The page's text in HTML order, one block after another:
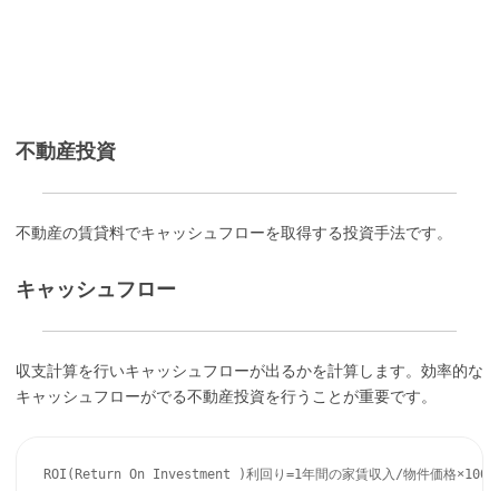
不動産投資
不動産の賃貸料でキャッシュフローを取得する投資手法です。
キャッシュフロー
収支計算を行いキャッシュフローが出るかを計算します。効率的な
キャッシュフローがでる不動産投資を行うことが重要です。